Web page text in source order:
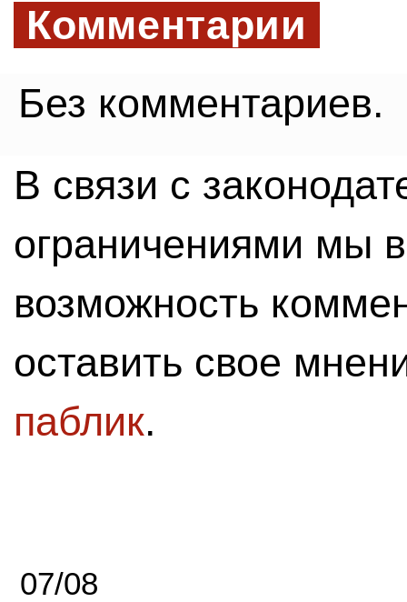
Комментарии
Без комментариев.
В связи с
ограничениями мы
возможность
оставить свое
паблик.
07/08